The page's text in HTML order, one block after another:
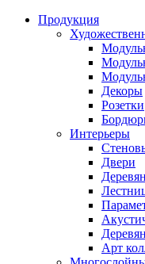
Продукция
Декоры
Розетки
Интерьеры
Двери
Арт